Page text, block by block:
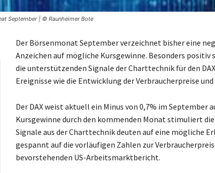
September | © Raunheimer Bote
Der Börsenmonat September verzeichnet bisher eine
Anzeichen auf mögliche Kursgewinne. Besonders positiv
die unterstützenden Signale der Charttechnik für den
Ereignisse wie die Entwicklung der Verbraucherpreise
Der DAX weist aktuell ein Minus von 0,7% im September
Kursgewinne durch den kommenden Monat stimuliert
Signale aus der Charttechnik deuten auf eine mögliche
gespannt auf die vorläufigen Zahlen zur
bevorstehenden US-Arbeitsmarktbericht.